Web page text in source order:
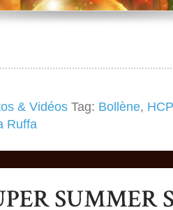
& Vidéos Tag: Bollène, HCP
Ruffa